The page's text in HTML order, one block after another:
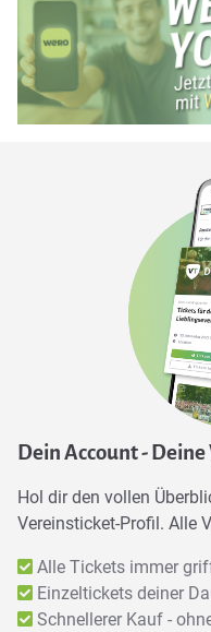
Dein Account -
Hol dir den vollen
Vereinsticket-Profil. Alle
Alle Tickets immer
Einzeltickets deiner
Schnellerer Kauf -